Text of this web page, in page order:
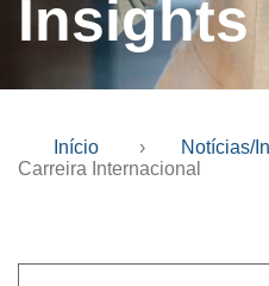
Insights
Início › Notícias/
Carreira Internacional